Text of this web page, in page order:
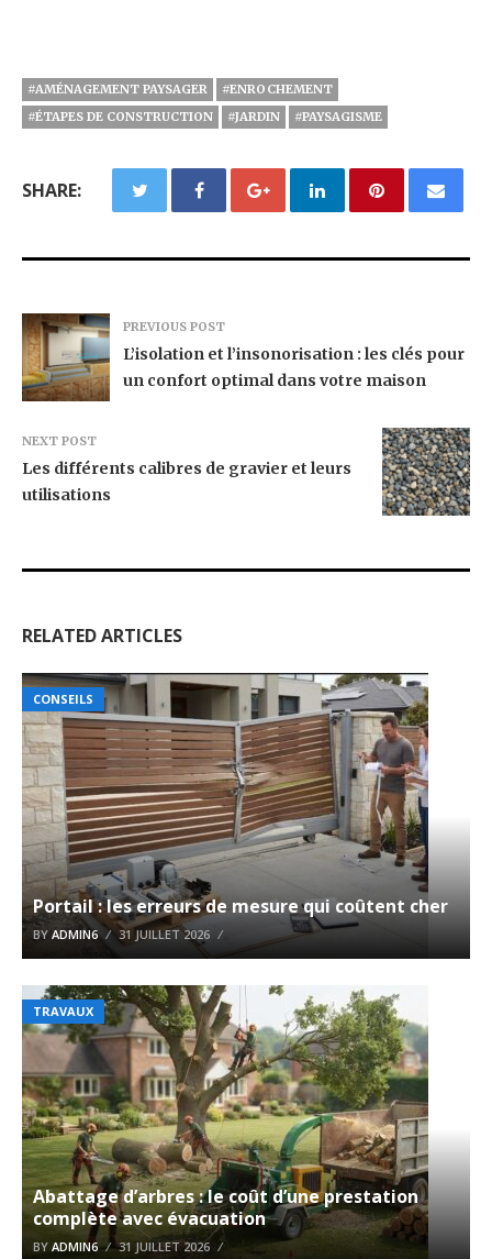
#AMÉNAGEMENT PAYSAGER
#ENROCHEMENT
#ÉTAPES DE CONSTRUCTION
#JARDIN #PAYSAGISME
SHARE:
PREVIOUS POST
L’isolation et l’insonorisation : les clés pour
un confort optimal dans votre maison
NEXT POST
Les différents calibres de gravier et leurs
utilisations
RELATED ARTICLES
CONSEILS
Portail : les erreurs de mesure qui coûtent cher
BY ADMIN6 31 JUILLET 2026
TRAVAUX
Abattage d’arbres : le coût d’une prestation
complète avec évacuation
BY ADMIN6 31 JUILLET 2026